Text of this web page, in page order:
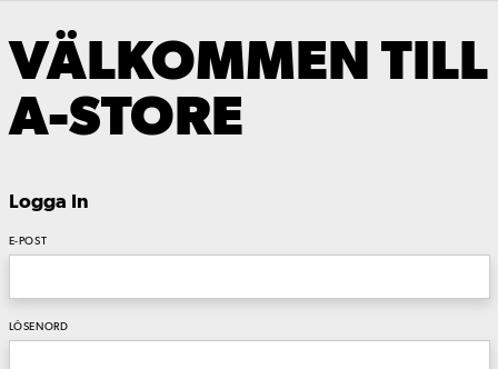
VÄLKOMMEN TILL
A-STORE
Logga In
E-POST
LÖSENORD